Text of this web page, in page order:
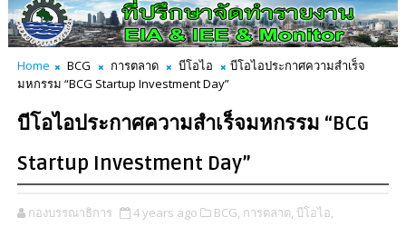
Home BCG การตลาด บีโอไอ
บีโอไอประกาศความสำเร็จ
มหกรรม “BCG Startup Investment Day”
บีโอไอประกาศความสำเร็จมหกรรม “BCG
Startup Investment Day”
กองบรรณาธิการ 4 years ago BCG, การตลาด, บีโอไอ,